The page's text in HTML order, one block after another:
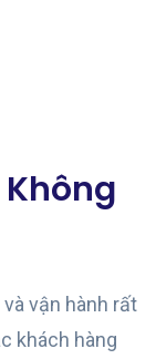
vận hành rất
khách hàng